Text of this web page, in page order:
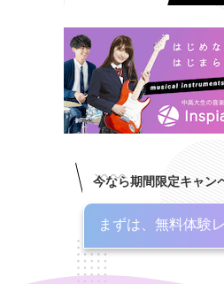
今なら期間限定キャン
まずは、無料体験